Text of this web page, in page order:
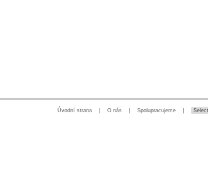
Úvodní strana O nás Spolupracujeme